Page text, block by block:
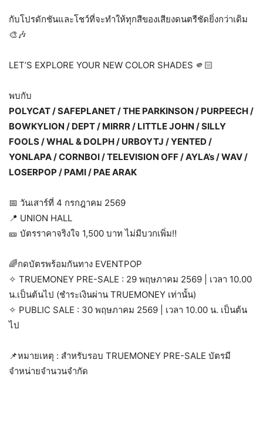
กับโปรดักชันและโชว์ที่จะทำให้ทุกสีของเสียงดนตรีชัดยิ่งกว่าเดิม
🎨🎶
LET’S EXPLORE YOUR NEW COLOR SHADES 🫵🏻
พบกับ
POLYCAT / SAFEPLANET / THE PARKINSON / PURPEECH /
BOWKYLION / DEPT / MIRRR / LITTLE JOHN / SILLY
FOOLS / WHAL & DOLPH / URBOYTJ / YENTED /
YONLAPA / CORNBOI / TELEVISION OFF / AYLA’s / WAV /
LOSERPOP / PAMI / PAE ARAK
📅 วันเสาร์ที่ 4 กรกฎาคม 2569
📍 UNION HALL
🎫 บัตรราคาจริงใจ 1,500 บาท ไม่มีบวกเพิ่ม‼
🌈กดบัตรพร้อมกันทาง EVENTPOP
✧ TRUEMONEY PRE-SALE : 29 พฤษภาคม 2569 | เวลา 10.00
น.เป็นต้นไป (ชำระเงินผ่าน TRUEMONEY เท่านั้น)
✧ PUBLIC SALE : 30 พฤษภาคม 2569 | เวลา 10.00 น. เป็นต้น
ไป
📌หมายเหตุ : สำหรับรอบ TRUEMONEY PRE-SALE บัตรมี
จำหน่ายจำนวนจำกัด